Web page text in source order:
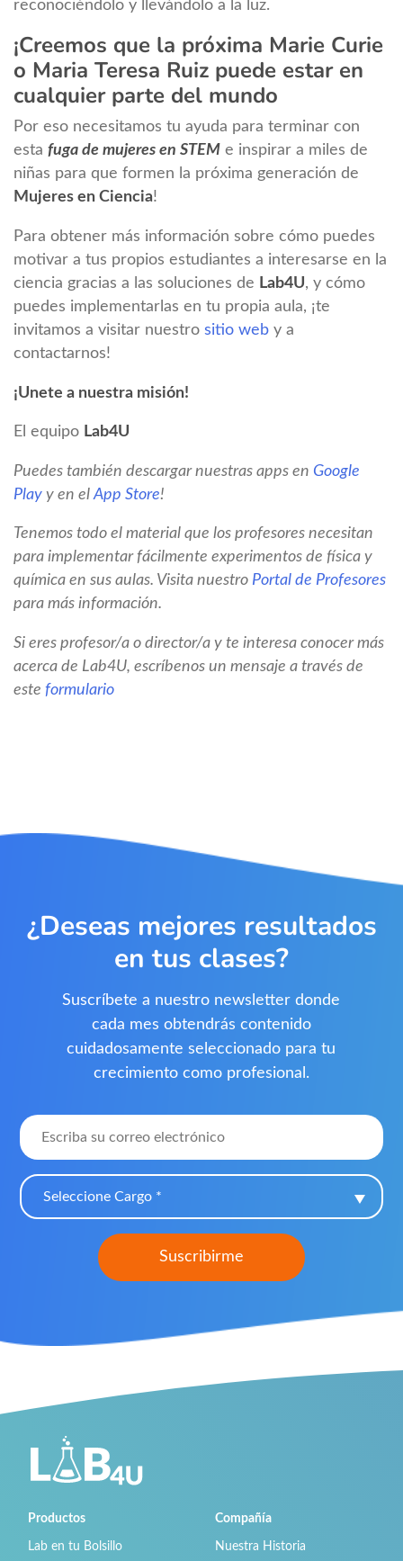
reconociéndolo y llevándolo a la luz.
¡Creemos que la próxima Marie Curie
o Maria Teresa Ruiz puede estar en
cualquier parte del mundo
Por eso necesitamos tu ayuda para terminar con
esta fuga de mujeres en STEM e inspirar a miles de
niñas para que formen la próxima generación de
Mujeres en Ciencia!
Para obtener más información sobre cómo puedes
motivar a tus propios estudiantes a interesarse en la
ciencia gracias a las soluciones de Lab4U, y cómo
puedes implementarlas en tu propia aula, ¡te
invitamos a visitar nuestro sitio web y a
contactarnos!
¡Unete a nuestra misión!
El equipo Lab4U
Puedes también descargar nuestras apps en Google
Play y en el App Store!
Tenemos todo el material que los profesores necesitan
para implementar fácilmente experimentos de física y
química en sus aulas. Visita nuestro Portal de Profesores
para más información.
Si eres profesor/a o director/a y te interesa conocer más
acerca de Lab4U, escríbenos un mensaje a través de
este formulario
¿Deseas mejores resultados
en tus clases?
Suscríbete a nuestro newsletter donde
cada mes obtendrás contenido
cuidadosamente seleccionado para tu
crecimiento como profesional.
Seleccione Cargo *
Productos
Lab en tu Bolsillo
Compañía
Nuestra Historia